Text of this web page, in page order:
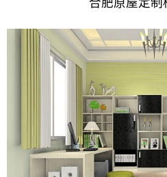
合肥原屋定制